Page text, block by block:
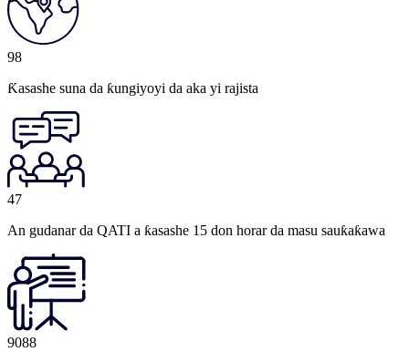
98
Ƙasashe suna da ƙungiyoyi da aka yi rajista
47
An gudanar da QATI a ƙasashe 15 don horar da masu sauƙaƙawa
9088